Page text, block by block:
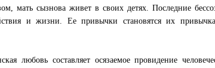
мать сызнова живет в своих детях. Последние
и жизни. Ее привычки становятся их
любовь составляет осязаемое провидение